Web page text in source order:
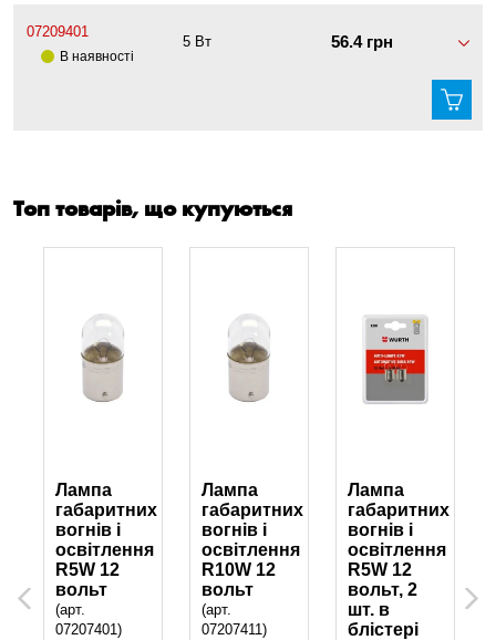
07209401
В наявності
5 Вт 56.4 грн
Топ товарів, що купуються
Previous
Лампа
габаритних
вогнів і
освітлення
R5W 12
вольт
(арт.
07207401)
Лампа
габаритних
вогнів і
освітлення
R10W 12
вольт
(арт.
07207411)
Лампа
габаритних
вогнів і
освітлення
R5W 12
вольт, 2
шт. в
блістері
Next